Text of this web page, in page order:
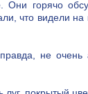
горячо
что видели
не